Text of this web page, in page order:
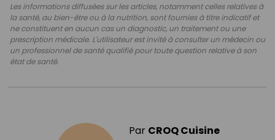
Les informations diffusées sur les articles, notamment celles relatives à
la santé, au bien-être ou à la nutrition, sont fournies à titre indicatif et
ne constituent en aucun cas un diagnostic, un traitement ou une
prescription médicale. L'utilisateur est invité à consulter un médecin ou
un professionnel de santé qualifié pour toute question relative à son
état de santé.
Par CROQ Cuisine